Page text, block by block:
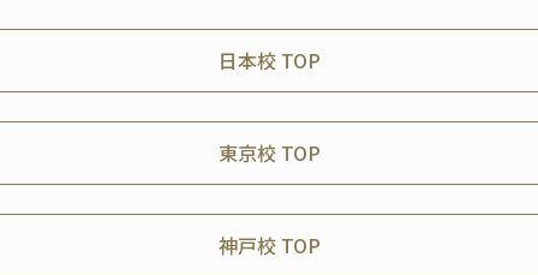
日本校 TOP
東京校 TOP
神戸校 TOP